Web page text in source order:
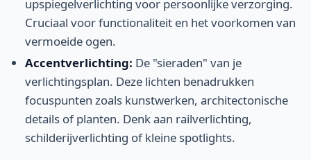
upspiegelverlichting voor persoonlijke verzorging.
Cruciaal voor functionaliteit en het voorkomen van
vermoeide ogen.
Accentverlichting: De "sieraden" van je
verlichtingsplan. Deze lichten benadrukken
focuspunten zoals kunstwerken, architectonische
details of planten. Denk aan railverlichting,
schilderijverlichting of kleine spotlights.